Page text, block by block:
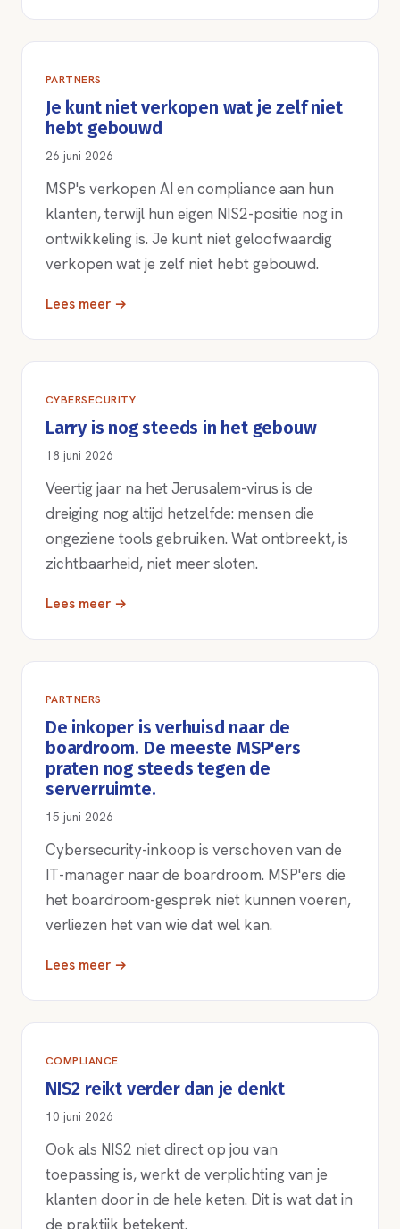
PARTNERS
Je kunt niet verkopen wat je zelf niet
hebt gebouwd
26 juni 2026
MSP's verkopen AI en compliance aan hun
klanten, terwijl hun eigen NIS2-positie nog in
ontwikkeling is. Je kunt niet geloofwaardig
verkopen wat je zelf niet hebt gebouwd.
Lees meer →
CYBERSECURITY
Larry is nog steeds in het gebouw
18 juni 2026
Veertig jaar na het Jerusalem-virus is de
dreiging nog altijd hetzelfde: mensen die
ongeziene tools gebruiken. Wat ontbreekt, is
zichtbaarheid, niet meer sloten.
Lees meer →
PARTNERS
De inkoper is verhuisd naar de
boardroom. De meeste MSP'ers
praten nog steeds tegen de
serverruimte.
15 juni 2026
Cybersecurity-inkoop is verschoven van de
IT-manager naar de boardroom. MSP'ers die
het boardroom-gesprek niet kunnen voeren,
verliezen het van wie dat wel kan.
Lees meer →
COMPLIANCE
NIS2 reikt verder dan je denkt
10 juni 2026
Ook als NIS2 niet direct op jou van
toepassing is, werkt de verplichting van je
klanten door in de hele keten. Dit is wat dat in
de praktijk betekent.